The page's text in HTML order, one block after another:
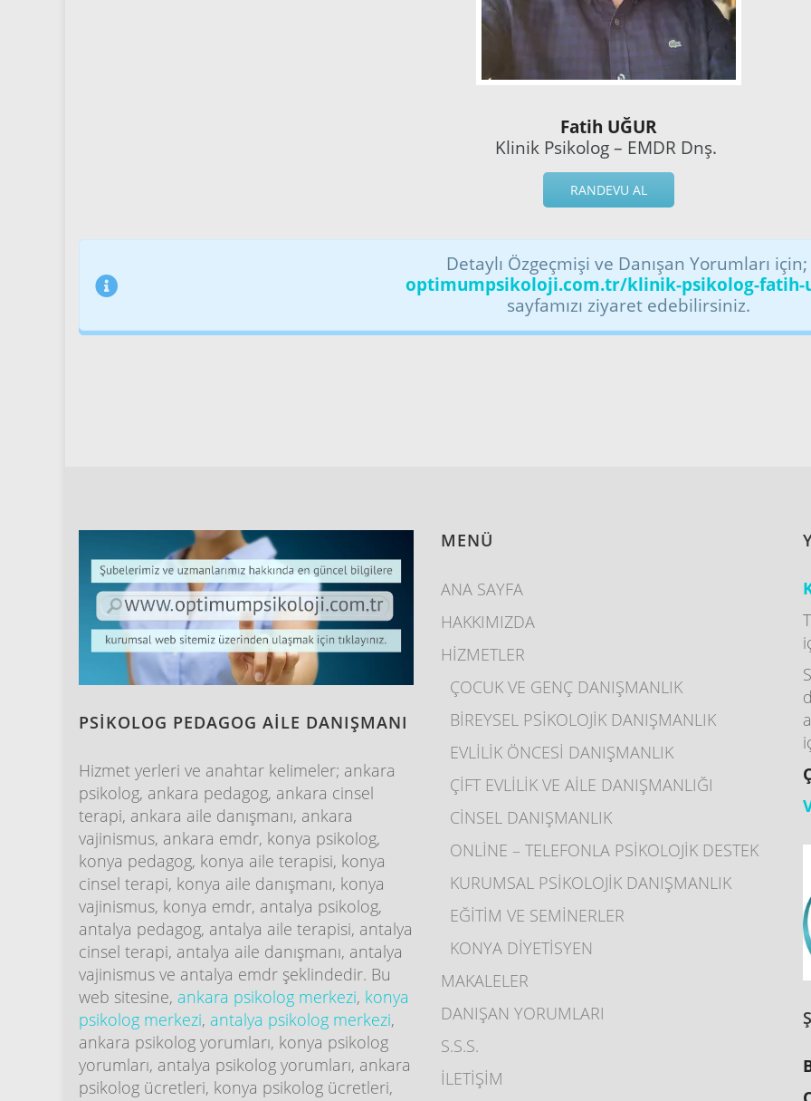
Fatih UĞUR
Klinik Psikolog – EMDR Dnş.
RANDEVU AL
Detaylı Özgeçmişi ve Danışan Yorumları için;
optimumpsikoloji.com.tr/klinik-psikolog-fatih-
sayfamızı ziyaret edebilirsiniz.
PSİKOLOG PEDAGOG AİLE DANIŞMANI
Hizmet yerleri ve anahtar kelimeler; ankara
psikolog, ankara pedagog, ankara cinsel
terapi, ankara aile danışmanı, ankara
vajinismus, ankara emdr, konya psikolog,
konya pedagog, konya aile terapisi, konya
cinsel terapi, konya aile danışmanı, konya
vajinismus, konya emdr, antalya psikolog,
antalya pedagog, antalya aile terapisi, antalya
cinsel terapi, antalya aile danışmanı, antalya
vajinismus ve antalya emdr şeklindedir. Bu
web sitesine, ankara psikolog merkezi, konya
psikolog merkezi, antalya psikolog merkezi,
ankara psikolog yorumları, konya psikolog
yorumları, antalya psikolog yorumları, ankara
psikolog ücretleri, konya psikolog ücretleri,
MENÜ
ANA SAYFA
HAKKIMIZDA
HİZMETLER
ÇOCUK VE GENÇ DANIŞMANLIK
BİREYSEL PSİKOLOJİK DANIŞMANLIK
EVLİLİK ÖNCESİ DANIŞMANLIK
ÇİFT EVLİLİK VE AİLE DANIŞMANLIĞI
CİNSEL DANIŞMANLIK
ONLİNE – TELEFONLA PSİKOLOJİK DESTEK
KURUMSAL PSİKOLOJİK DANIŞMANLIK
EĞİTİM VE SEMİNERLER
KONYA DİYETİSYEN
MAKALELER
DANIŞAN YORUMLARI
S.S.S.
İLETİŞİM